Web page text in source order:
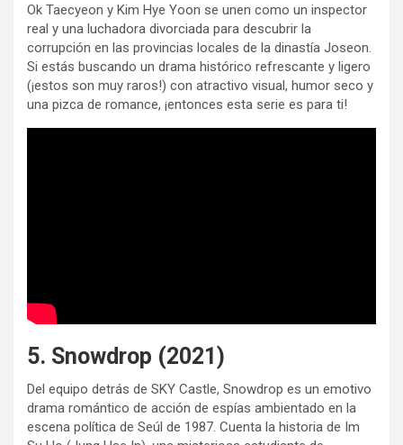
Ok Taecyeon y Kim Hye Yoon se unen como un inspector
real y una luchadora divorciada para descubrir la
corrupción en las provincias locales de la dinastía Joseon.
Si estás buscando un drama histórico refrescante y ligero
(¡estos son muy raros!) con atractivo visual, humor seco y
una pizca de romance, ¡entonces esta serie es para ti!
5. Snowdrop (2021)
Del equipo detrás de SKY Castle, Snowdrop es un emotivo
drama romántico de acción de espías ambientado en la
escena política de Seúl de 1987. Cuenta la historia de Im